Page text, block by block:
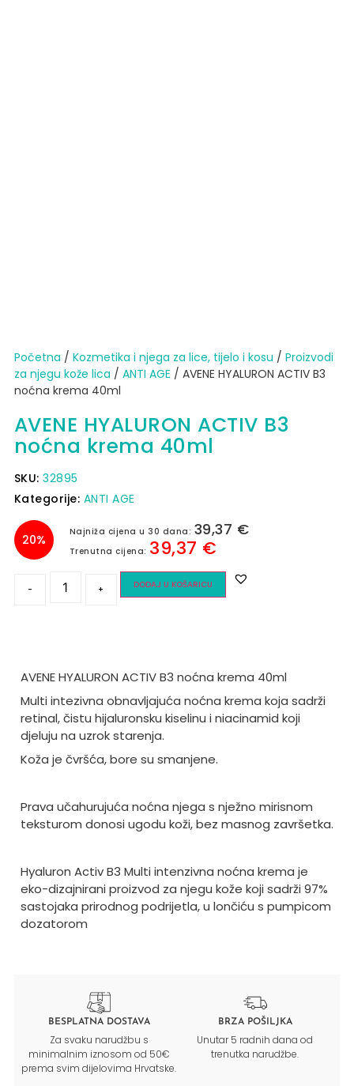
Početna / Kozmetika i njega za lice, tijelo i kosu / Proizvodi
za njegu kože lica / ANTI AGE / AVENE HYALURON ACTIV B3
noćna krema 40ml
AVENE HYALURON ACTIV B3
noćna krema 40ml
SKU:32895
Kategorije: ANTI AGE
20%
Najniža cijena u 30 dana: 39,37 €
Trenutna cijena: 39,37 €
- + DODAJ U KOŠARICU
AVENE HYALURON ACTIV B3 noćna krema 40ml
Multi intezivna obnavljajuća noćna krema koja sadrži
retinal, čistu hijaluronsku kiselinu i niacinamid koji
djeluju na uzrok starenja.
Koža je čvršća, bore su smanjene.
Prava učahurujuća noćna njega s nježno mirisnom
teksturom donosi ugodu koži, bez masnog završetka.
Hyaluron Activ B3 Multi intenzivna noćna krema je
eko-dizajnirani proizvod za njegu kože koji sadrži 97%
sastojaka prirodnog podrijetla, u lončiću s pumpicom
dozatorom
BESPLATNA DOSTAVA
Za svaku narudžbu s
minimalnim iznosom od 50€
prema svim dijelovima Hrvatske.
BRZA POŠILJKA
Unutar 5 radnih dana od
trenutka narudžbe.